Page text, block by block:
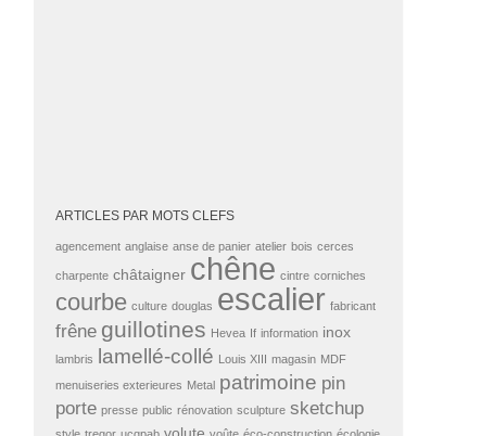
ARTICLES PAR MOTS CLEFS
agencement anglaise anse de panier atelier bois cerces
charpente châtaigner chêne cintre corniches
courbe culture douglas escalier fabricant
frêne guillotines Hevea If information inox
lambris lamellé-collé Louis XIII magasin MDF
menuiseries exterieures Metal patrimoine pin
porte presse public rénovation sculpture sketchup